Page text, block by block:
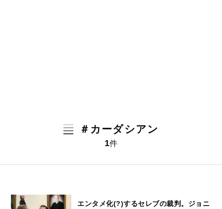
＃カーダシアン
1件
エンタメ化(?)するセレブの裁判。ジョニ